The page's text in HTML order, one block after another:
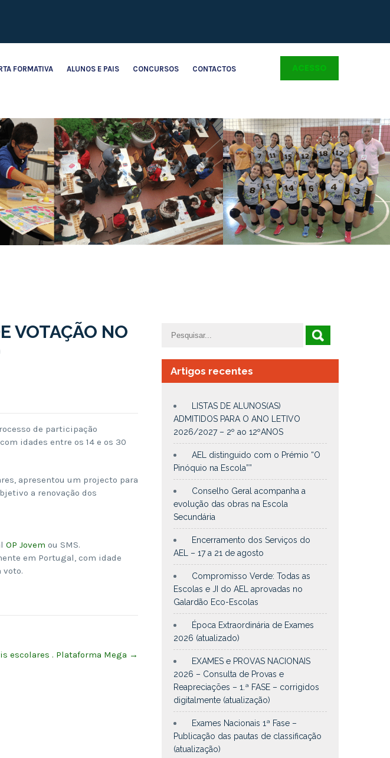
FORMATIVA ALUNOS E PAIS CONCURSOS CONTACTOS ACESSO
VOTAÇÃO NO
de participação
idades entre os 14 e os 30
apresentou um projecto para
a renovação dos
OP Jovem ou SMS.
em Portugal, com idade
voto.
escolares . Plataforma Mega →
Artigos recentes
LISTAS DE ALUNOS(AS)
ADMITIDOS PARA O ANO LETIVO
2026/2027 – 2º ao 12ºANOS
AEL distinguido com o Prémio “O
Pinóquio na Escola””
Conselho Geral acompanha a
evolução das obras na Escola
Secundária
Encerramento dos Serviços do
AEL – 17 a 21 de agosto
Compromisso Verde: Todas as
Escolas e JI do AEL aprovadas no
Galardão Eco-Escolas
Época Extraordinária de Exames
2026 (atualizado)
EXAMES e PROVAS NACIONAIS
2026 – Consulta de Provas e
Reapreciações – 1.ª FASE – corrigidos
digitalmente (atualização)
Exames Nacionais 1ª Fase –
Publicação das pautas de classificação
(atualização)